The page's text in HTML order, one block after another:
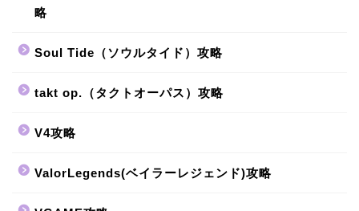
略
Soul Tide（ソウルタイド）攻略
takt op.（タクトオーパス）攻略
V4攻略
ValorLegends(ベイラーレジェンド)攻略